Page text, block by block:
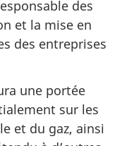
des
et la mise en
des entreprises
une portée
sur les
et du gaz, ainsi